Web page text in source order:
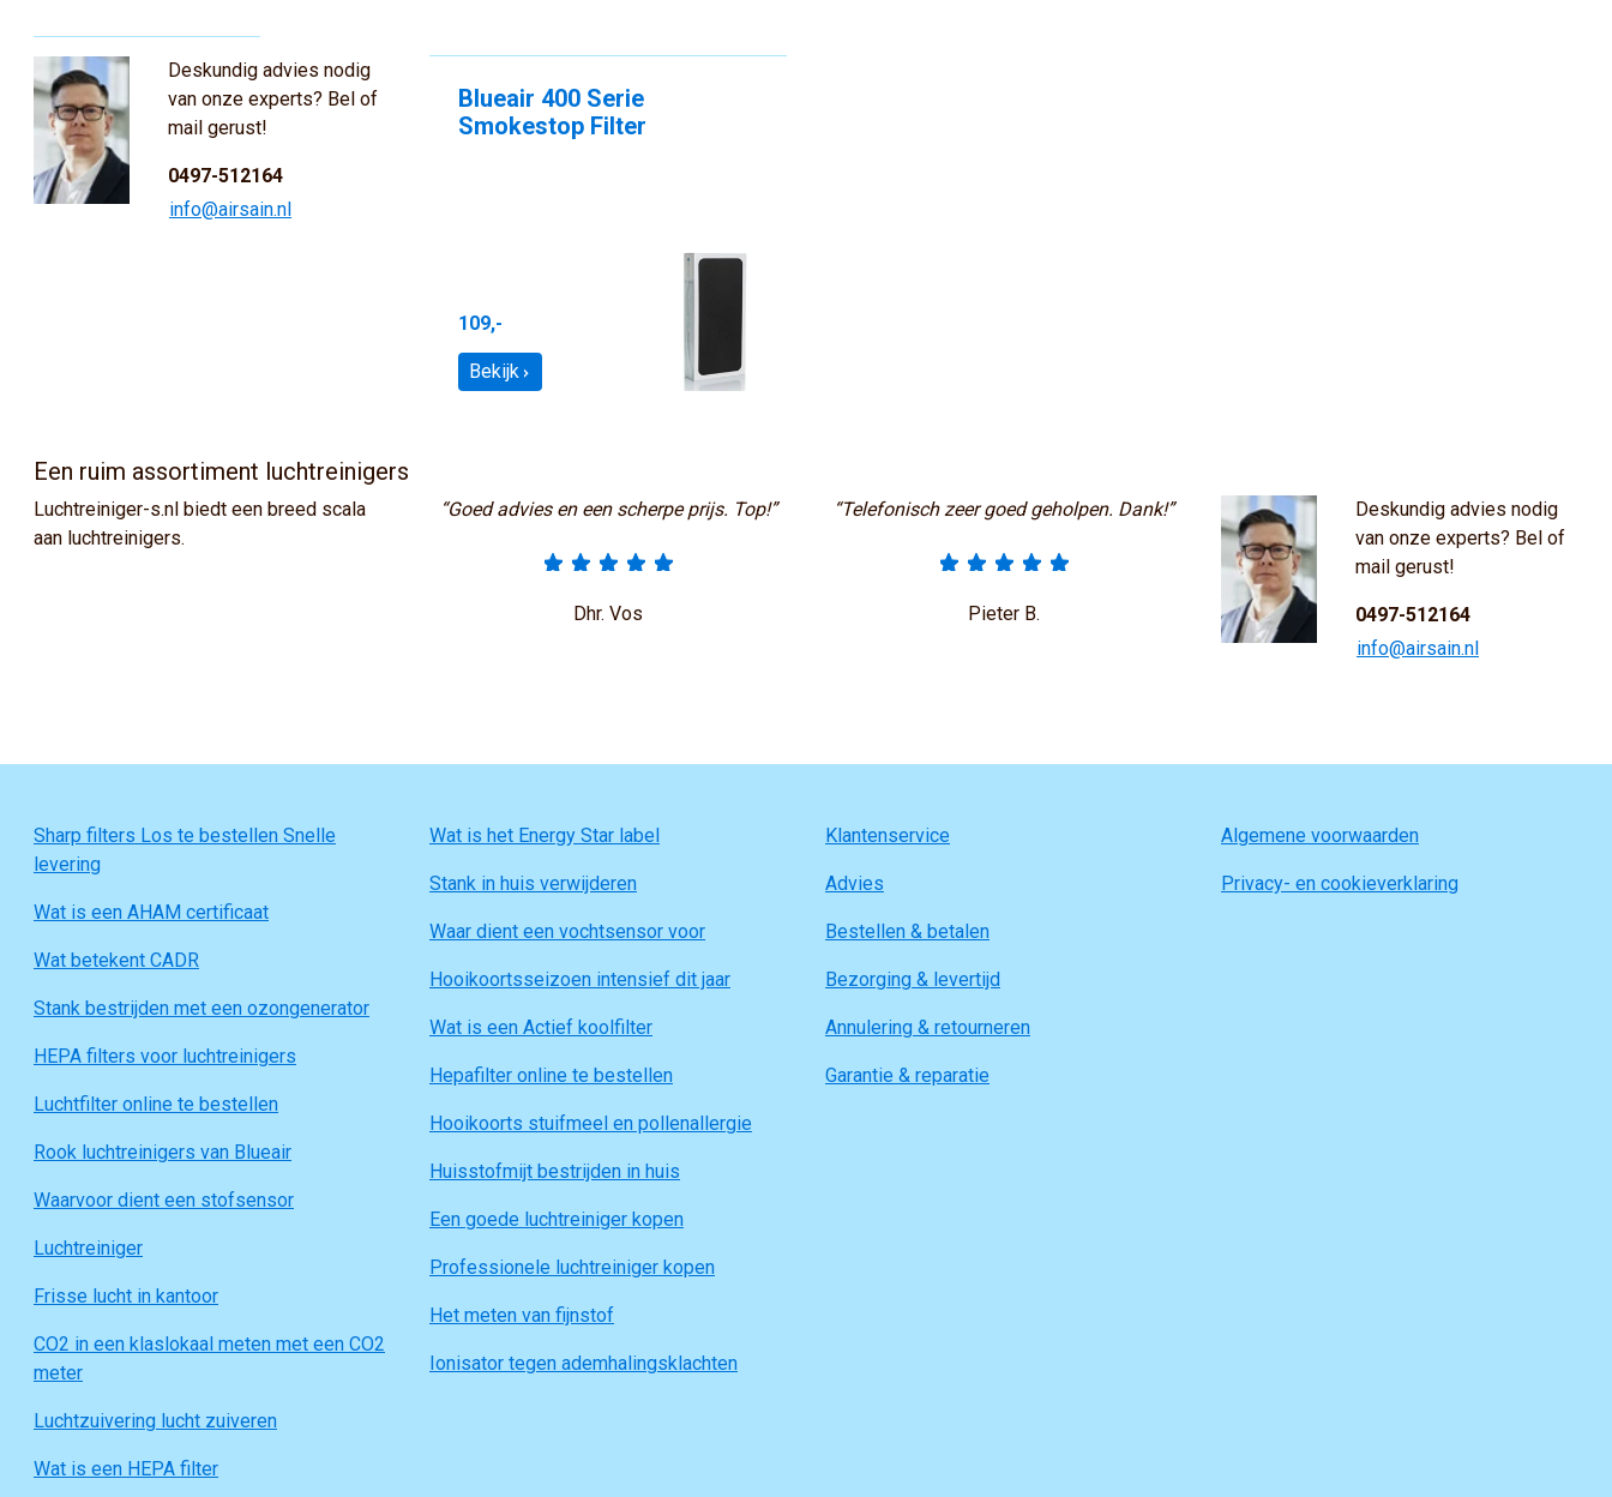
Deskundig advies nodig
van onze experts? Bel of
mail gerust!
0497-512164
info@airsain.nl
Blueair 400 Serie
Smokestop Filter
109,-
Bekijk
Een ruim assortiment luchtreinigers
Luchtreiniger-s.nl biedt een breed scala
aan luchtreinigers.
“Goed advies en een scherpe prijs. Top!”
Dhr. Vos
“Telefonisch zeer goed geholpen. Dank!”
Pieter B.
Deskundig advies nodig
van onze experts? Bel of
mail gerust!
0497-512164
info@airsain.nl
Sharp filters Los te bestellen Snelle
levering
Wat is een AHAM certificaat
Wat betekent CADR
Stank bestrijden met een ozongenerator
HEPA filters voor luchtreinigers
Luchtfilter online te bestellen
Rook luchtreinigers van Blueair
Waarvoor dient een stofsensor
Luchtreiniger
Frisse lucht in kantoor
CO2 in een klaslokaal meten met een CO2
meter
Luchtzuivering lucht zuiveren
Wat is een HEPA filter
Wat is het Energy Star label
Stank in huis verwijderen
Waar dient een vochtsensor voor
Hooikoortsseizoen intensief dit jaar
Wat is een Actief koolfilter
Hepafilter online te bestellen
Hooikoorts stuifmeel en pollenallergie
Huisstofmijt bestrijden in huis
Een goede luchtreiniger kopen
Professionele luchtreiniger kopen
Het meten van fijnstof
Ionisator tegen ademhalingsklachten
Klantenservice
Advies
Bestellen & betalen
Bezorging & levertijd
Annulering & retourneren
Garantie & reparatie
Algemene voorwaarden
Privacy- en cookieverklaring